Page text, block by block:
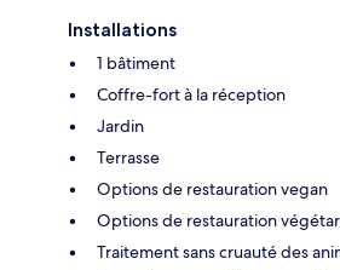
Installations
1 bâtiment
Coffre-fort à la réception
Jardin
Terrasse
Options de restauration vegan
Options de restauration
Traitement sans cruauté des